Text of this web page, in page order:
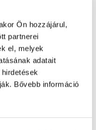
Ön hozzájárul,
partnerei
el, melyek
adatait
Bővebb információ